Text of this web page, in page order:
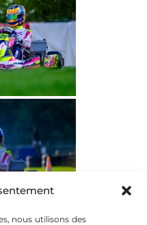
nous utilisons des